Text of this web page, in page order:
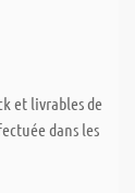
et livrables de
dans les